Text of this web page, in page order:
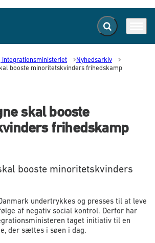
Fold søgefelt ud
Nyhedsarkiv
booste minoritetskvinders frihedskamp
skal booste
frihedskamp
booste minoritetskvinders
undertrykkes og presses til at leve
af negativ social kontrol. Derfor har
taget initiativ til en
der sættes i søen i dag.